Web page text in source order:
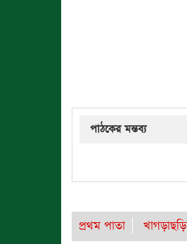
পাঠকের মন্তব্য
প্রথম পাতা খাগড়াছড়ি